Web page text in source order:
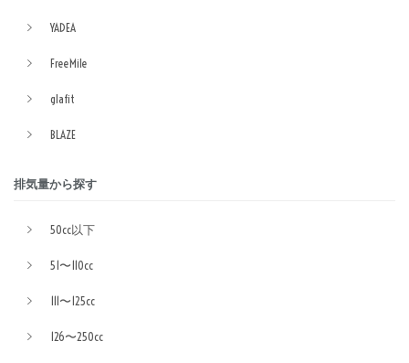
YADEA
FreeMile
glafit
BLAZE
排気量から探す
50cc以下
51〜110cc
111〜125cc
126〜250cc